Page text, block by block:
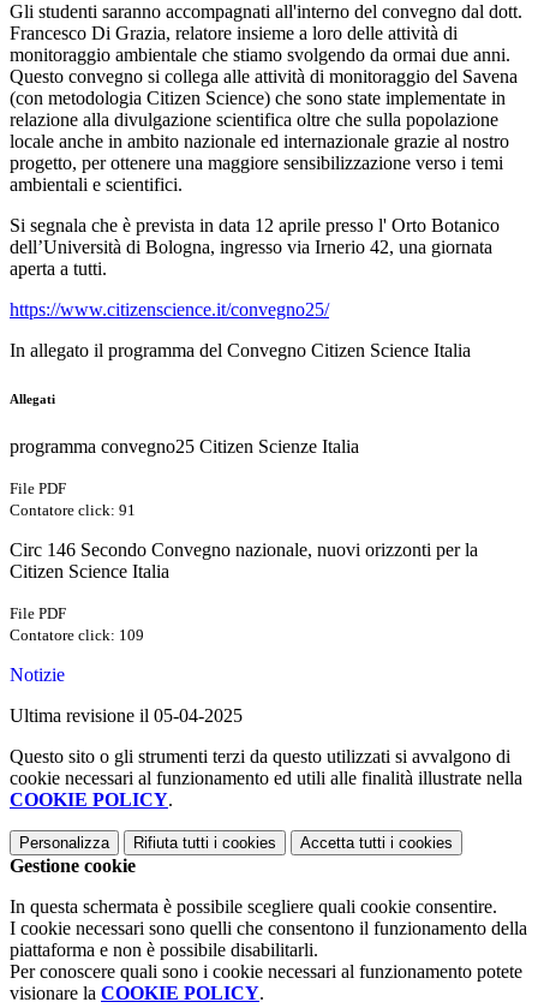
Gli studenti saranno accompagnati all'interno del convegno dal dott.
Francesco Di Grazia, relatore insieme a loro delle attività di
monitoraggio ambientale che stiamo svolgendo da ormai due anni.
Questo convegno si collega alle attività di monitoraggio del Savena
(con metodologia Citizen Science) che sono state implementate in
relazione alla divulgazione scientifica oltre che sulla popolazione
locale anche in ambito nazionale ed internazionale grazie al nostro
progetto, per ottenere una maggiore sensibilizzazione verso i temi
ambientali e scientifici.
Si segnala che è prevista in data 12 aprile presso l' Orto Botanico
dell’Università di Bologna, ingresso via Irnerio 42, una giornata
aperta a tutti.
https://www.citizenscience.it/convegno25/
In allegato il programma del Convegno Citizen Science Italia
Allegati
programma convegno25 Citizen Scienze Italia
File PDF
Contatore click: 91
Circ 146 Secondo Convegno nazionale, nuovi orizzonti per la
Citizen Science Italia
File PDF
Contatore click: 109
Notizie
Ultima revisione il 05-04-2025
Questo sito o gli strumenti terzi da questo utilizzati si avvalgono di
cookie necessari al funzionamento ed utili alle finalità illustrate nella
COOKIE POLICY.
Personalizza Rifiuta tutti i cookies Accetta tutti i cookies
Gestione cookie
In questa schermata è possibile scegliere quali cookie consentire.
I cookie necessari sono quelli che consentono il funzionamento della
piattaforma e non è possibile disabilitarli.
Per conoscere quali sono i cookie necessari al funzionamento potete
visionare la COOKIE POLICY.